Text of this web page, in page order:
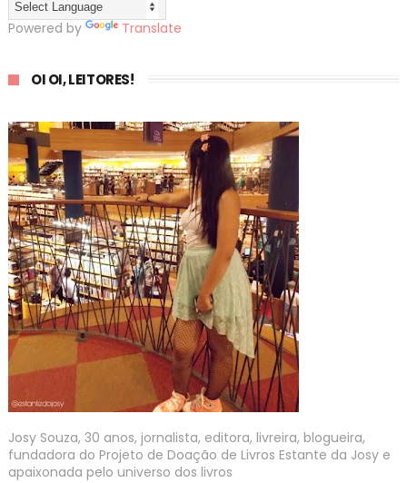
Powered by Translate
OI OI, LEITORES!
Josy Souza, 30 anos, jornalista, editora, livreira, blogueira,
fundadora do Projeto de Doação de Livros Estante da Josy e
apaixonada pelo universo dos livros